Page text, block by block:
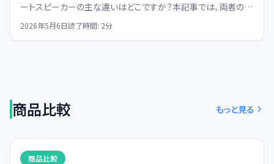
ートスピーカーの主な違いはどこですか？本記事では、両者のAI
性能、エコシステム、機能、プライバシー、操作性を山本恒一が徹
2026年5月6日読了時間: 2分
商品比較 もっと見る
商品比較